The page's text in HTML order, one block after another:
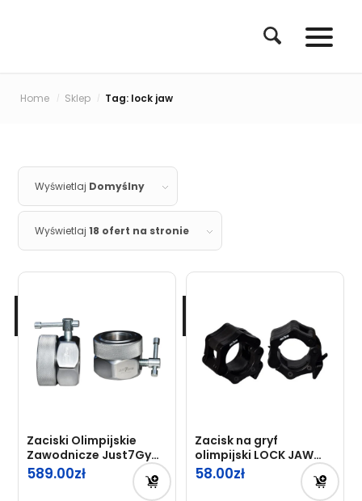
Home / Sklep / Tag: lock jaw
Wyświetlaj Domyślny
Wyświetlaj18 ofert na stronie
Zaciski Olimpijskie
Zawodnicze Just7Gym
(para)
589.00
Zacisk na gryf
olimpijski LOCK JAW
(para)
58.00